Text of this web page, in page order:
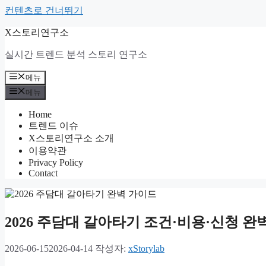
컨텐츠로 건너뛰기
X스토리연구소
실시간 트렌드 분석 스토리 연구소
메뉴
메뉴
Home
트렌드 이슈
X스토리연구소 소개
이용약관
Privacy Policy
Contact
2026 주담대 갈아타기 조건·비용·신청 완
2026-06-152026-04-14 작성자: xStorylab